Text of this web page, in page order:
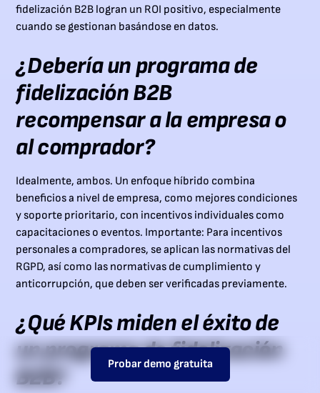
fidelización B2B logran un ROI positivo, especialmente
cuando se gestionan basándose en datos.
¿Debería un programa de
fidelización B2B
recompensar a la empresa o
al comprador?
Idealmente, ambos. Un enfoque híbrido combina
beneficios a nivel de empresa, como mejores condiciones
y soporte prioritario, con incentivos individuales como
capacitaciones o eventos. Importante: Para incentivos
personales a compradores, se aplican las normativas del
RGPD, así como las normativas de cumplimiento y
anticorrupción, que deben ser verificadas previamente.
¿Qué KPIs miden el éxito de
un programa de fidelización
B2B?
Probar demo gratuita